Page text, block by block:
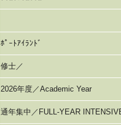
ﾎﾟｰﾄｱｲﾗﾝﾄﾞ
修士／
2026年度／Academic Year
通年集中／FULL-YEAR